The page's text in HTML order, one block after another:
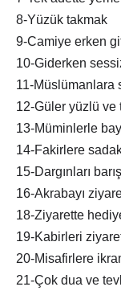
8-Yüzük takmak
9-Camiye erken
10-Giderken
11-Müslümanlara
12-Güler yüzlü ve
13-Müminlerle
14-Fakirlere
15-Dargınları
16-Akrabayı
18-Ziyarette
19-Kabirleri
20-Misafirlere
21-Çok dua ve